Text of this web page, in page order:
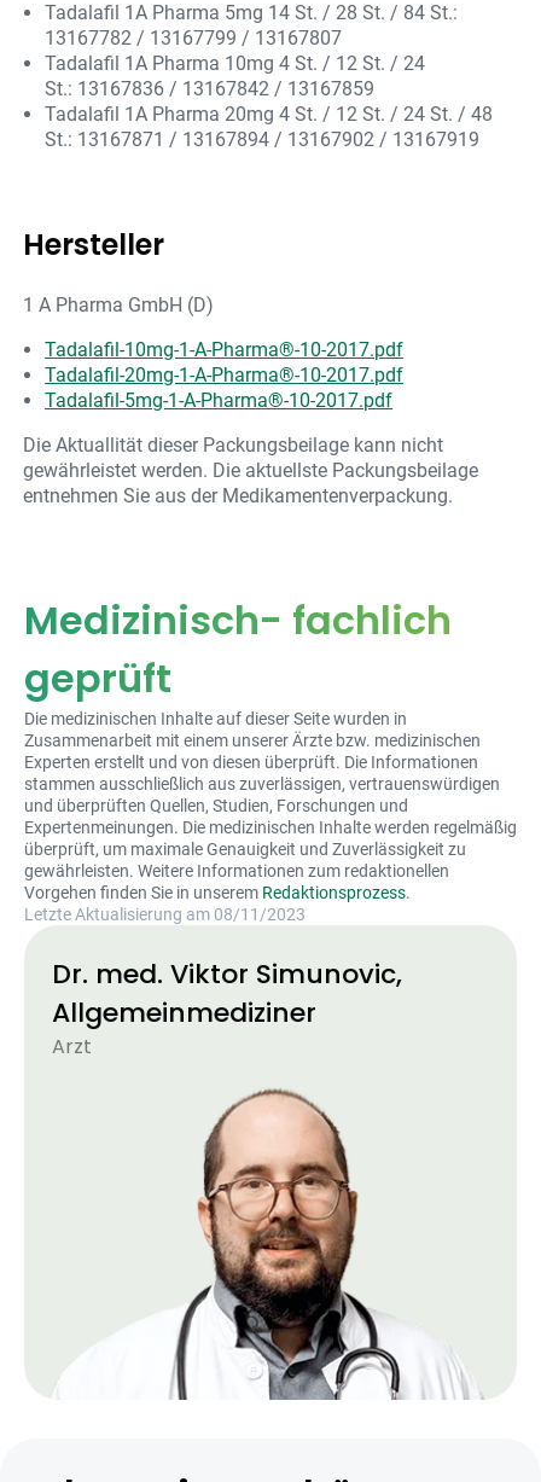
Tadalafil 1A Pharma 5mg 14 St. / 28 St. / 84 St.:
13167782 / 13167799 / 13167807
Tadalafil 1A Pharma 10mg 4 St. / 12 St. / 24
St.: 13167836 / 13167842 / 13167859
Tadalafil 1A Pharma 20mg 4 St. / 12 St. / 24 St. / 48
St.: 13167871 / 13167894 / 13167902 / 13167919
Hersteller
1 A Pharma GmbH (D)
Tadalafil-10mg-1-A-Pharma®-10-2017.pdf
Tadalafil-20mg-1-A-Pharma®-10-2017.pdf
Tadalafil-5mg-1-A-Pharma®-10-2017.pdf
Die Aktuallität dieser Packungsbeilage kann nicht
gewährleistet werden. Die aktuellste Packungsbeilage
entnehmen Sie aus der Medikamentenverpackung.
Medizinisch- fachlich
geprüft
Die medizinischen Inhalte auf dieser Seite wurden in
Zusammenarbeit mit einem unserer Ärzte bzw. medizinischen
Experten erstellt und von diesen überprüft. Die Informationen
stammen ausschließlich aus zuverlässigen, vertrauenswürdigen
und überprüften Quellen, Studien, Forschungen und
Expertenmeinungen. Die medizinischen Inhalte werden regelmäßig
überprüft, um maximale Genauigkeit und Zuverlässigkeit zu
gewährleisten. Weitere Informationen zum redaktionellen
Vorgehen finden Sie in unserem Redaktionsprozess.
Letzte Aktualisierung am 08/11/2023
Dr. med. Viktor Simunovic,
Allgemeinmediziner
Arzt